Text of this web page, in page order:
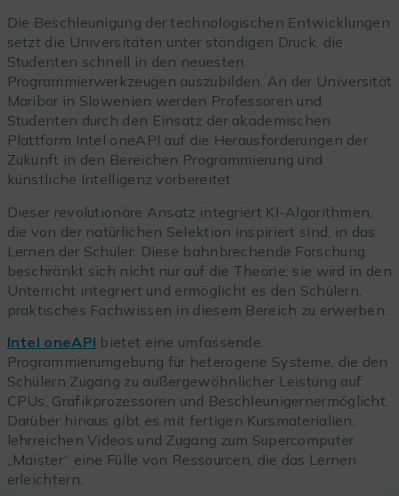
Die Beschleunigung der technologischen Entwicklungen
setzt die Universitäten unter ständigen Druck, die
Studenten schnell in den neuesten
Programmierwerkzeugen auszubilden. An der Universität
Maribor in Slowenien werden Professoren und
Studenten durch den Einsatz der akademischen
Plattform Intel oneAPI auf die Herausforderungen der
Zukunft in den Bereichen Programmierung und
künstliche Intelligenz vorbereitet.
Dieser revolutionäre Ansatz integriert KI-Algorithmen,
die von der natürlichen Selektion inspiriert sind, in das
Lernen der Schüler. Diese bahnbrechende Forschung
beschränkt sich nicht nur auf die Theorie; sie wird in den
Unterricht integriert und ermöglicht es den Schülern,
praktisches Fachwissen in diesem Bereich zu erwerben.
Intel oneAPI bietet eine umfassende
Programmierumgebung für heterogene Systeme, die den
Schülern Zugang zu außergewöhnlicher Leistung auf
CPUs, Grafikprozessoren und Beschleunigernermöglicht.
Darüber hinaus gibt es mit fertigen Kursmaterialien,
lehrreichen Videos und Zugang zum Supercomputer
„Maister“ eine Fülle von Ressourcen, die das Lernen
erleichtern.